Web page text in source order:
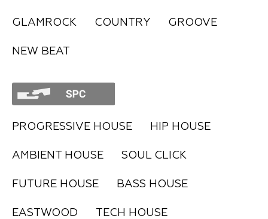
GLAMROCK COUNTRY GROOVE
NEW BEAT
PROGRESSIVE HOUSE HIP HOUSE
AMBIENT HOUSE SOUL CLICK
FUTURE HOUSE BASS HOUSE
EASTWOOD TECH HOUSE